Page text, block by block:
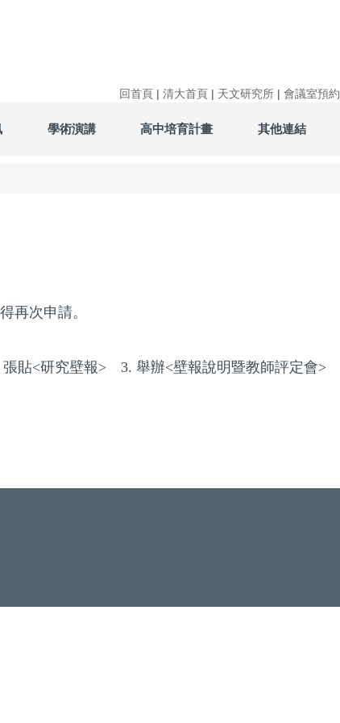
回首頁 | 清大首頁 | 天文研究所 | 會議室預約
學術演講 高中培育計畫 其他連結
再次申請。
貼<研究壁報> 3. 舉辦<壁報說明暨教師評定會>